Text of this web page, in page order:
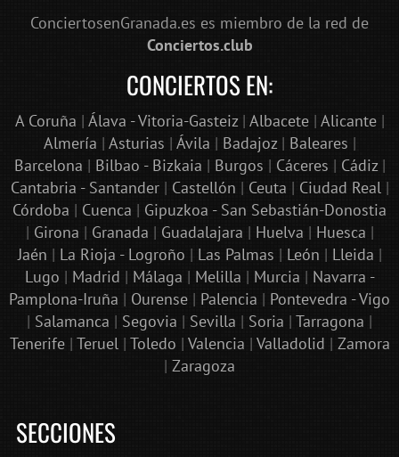
ConciertosenGranada.es es miembro de la red de
Conciertos.club
CONCIERTOS EN:
A Coruña | Álava - Vitoria-Gasteiz| Albacete| Alicante|
Almería | Asturias | Ávila | Badajoz| Baleares |
Barcelona | Bilbao - Bizkaia | Burgos | Cáceres | Cádiz|
Cantabria - Santander| Castellón | Ceuta | Ciudad Real|
Córdoba | Cuenca | Gipuzkoa - San Sebastián-Donostia
| Girona | Granada | Guadalajara | Huelva | Huesca |
Jaén | La Rioja - Logroño | Las Palmas | León | Lleida |
Lugo | Madrid | Málaga | Melilla | Murcia | Navarra -
Pamplona-Iruña | Ourense | Palencia | Pontevedra - Vigo
| Salamanca | Segovia | Sevilla | Soria | Tarragona |
Tenerife| Teruel| Toledo | Valencia | Valladolid | Zamora
| Zaragoza
SECCIONES